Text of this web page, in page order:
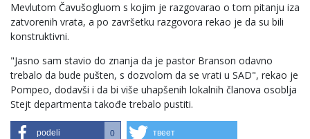
Mevlutom Čavušogluom s kojim je razgovarao o tom pitanju iza
zatvorenih vrata, a po završetku razgovora rekao je da su bili
konstruktivni.
"Jasno sam stavio do znanja da je pastor Branson odavno
trebalo da bude pušten, s dozvolom da se vrati u SAD", rekao je
Pompeo, dodavši i da bi više uhapšenih lokalnih članova osoblja
Stejt departmenta takođe trebalo pustiti.
podeli 0 твеет